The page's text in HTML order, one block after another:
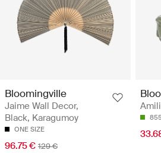
Bloomingville
Jaime Wall Decor,
Black, Karagumoy
ONE SIZE
96.75 € 129 €